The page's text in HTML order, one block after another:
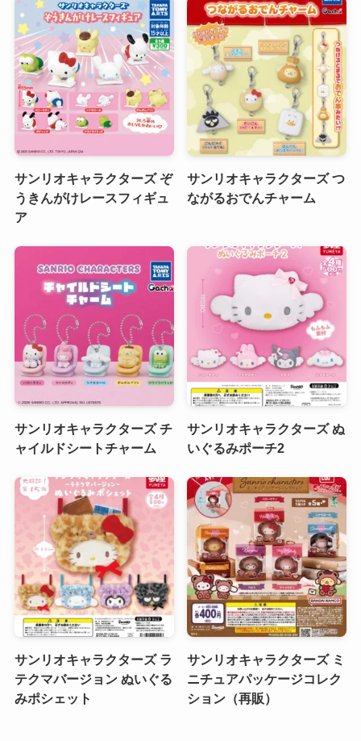
サンリオキャラクターズ ぞ
うきんがけレースフィギュ
ア
サンリオキャラクターズ つ
ながるおでんチャーム
サンリオキャラクターズ チ
ャイルドシートチャーム
サンリオキャラクターズ ぬ
いぐるみポーチ2
サンリオキャラクターズ ラ
テクマバージョン ぬいぐる
みポシェット
サンリオキャラクターズ ミ
ニチュアパッケージコレク
ション（再販）